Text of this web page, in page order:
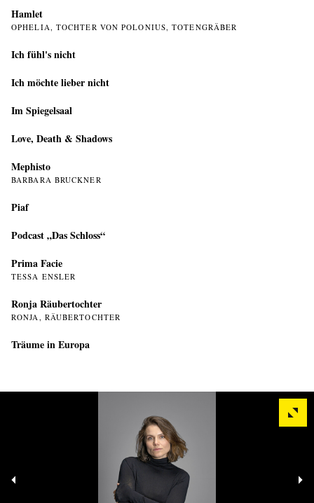
Hamlet
OPHELIA, TOCHTER VON POLONIUS, TOTENGRÄBER
Ich fühl's nicht
Ich möchte lieber nicht
Im Spiegelsaal
Love, Death & Shadows
Mephisto
BARBARA BRUCKNER
Piaf
Podcast „Das Schloss“
Prima Facie
TESSA ENSLER
Ronja Räubertochter
RONJA, RÄUBERTOCHTER
Träume in Europa